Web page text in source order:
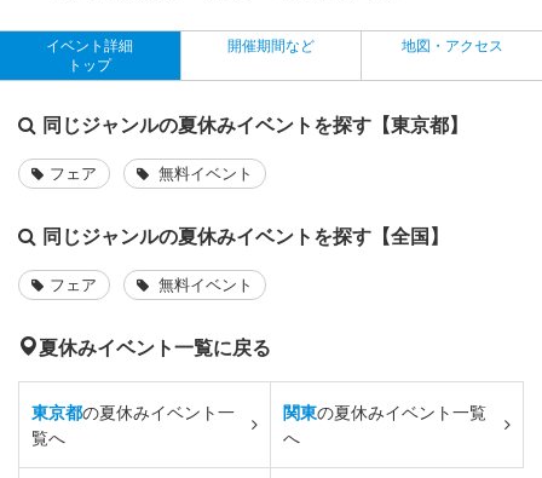
イベント詳細
トップ
開催期間など 地図・アクセス
同じジャンルの夏休みイベントを探す【東京都】
フェア 無料イベント
同じジャンルの夏休みイベントを探す【全国】
フェア 無料イベント
夏休みイベント一覧に戻る
東京都の夏休みイベント一
覧へ
関東の夏休みイベント一覧
へ